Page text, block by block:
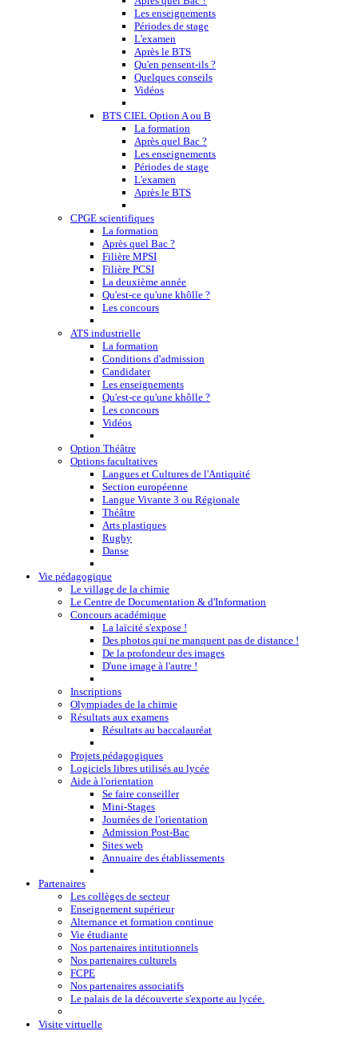
Les enseignements
Périodes de stage
L'examen
Après le BTS
Qu'en pensent-ils ?
Quelques conseils
Vidéos
BTS CIEL Option A ou B
La formation
Après quel Bac ?
Les enseignements
Périodes de stage
L'examen
Après le BTS
CPGE scientifiques
La formation
Après quel Bac ?
Filière MPSI
Filière PCSI
La deuxième année
Qu'est-ce qu'une khôlle ?
Les concours
ATS industrielle
La formation
Conditions d'admission
Candidater
Les enseignements
Qu'est-ce qu'une khôlle ?
Les concours
Vidéos
Option Théâtre
Options facultatives
Langues et Cultures de l'Antiquité
Section européenne
Langue Vivante 3 ou Régionale
Théâtre
Arts plastiques
Rugby
Danse
Vie pédagogique
Le village de la chimie
Le Centre de Documentation & d'Information
Concours académique
La laïcité s'expose !
Des photos qui ne manquent pas de distance !
De la profondeur des images
D'une image à l'autre !
Inscriptions
Olympiades de la chimie
Résultats aux examens
Résultats au baccalauréat
Projets pédagogiques
Logiciels libres utilisés au lycée
Aide à l'orientation
Se faire conseiller
Mini-Stages
Journées de l'orientation
Admission Post-Bac
Sites web
Annuaire des établissements
Partenaires
Les collèges de secteur
Enseignement supérieur
Alternance et formation continue
Vie étudiante
Nos partenaires intitutionnels
Nos partenaires culturels
FCPE
Nos partenaires associatifs
Le palais de la découverte s'exporte au lycée.
Visite virtuelle